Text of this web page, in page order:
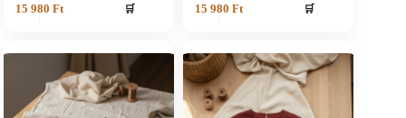
15 980 Ft 🛒 15 980 Ft 🛒